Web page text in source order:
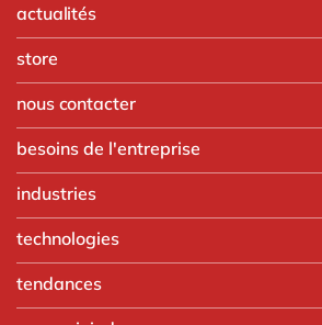
actualités
store
nous contacter
besoins de l'entreprise
Opérations
Ressources humaines
Ventes & marketing
industries
Automobile
Chimie
Commerce de gros
technologies
tendances